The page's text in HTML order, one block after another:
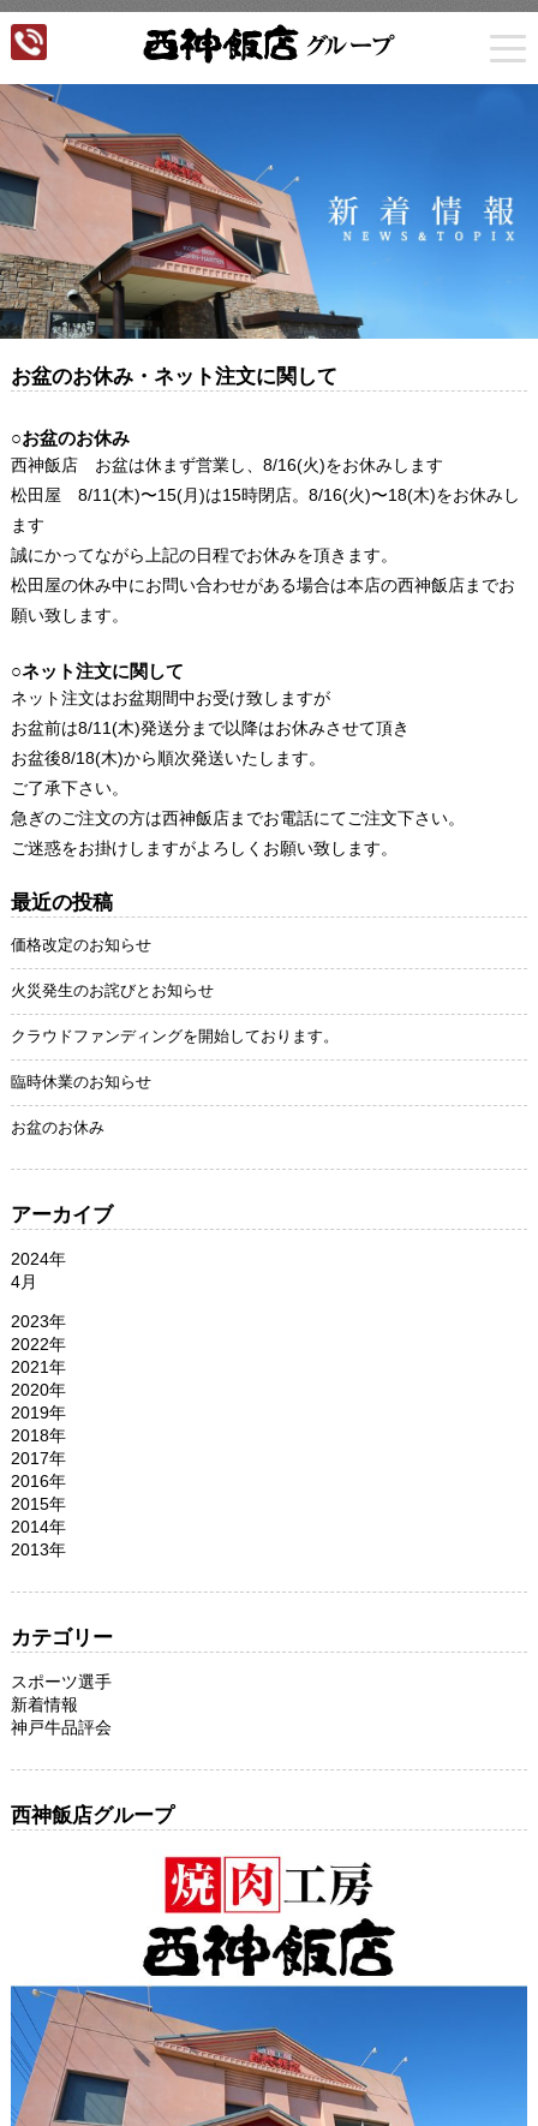
お盆のお休み・ネット注文に関して
○お盆のお休み
西神飯店 お盆は休まず営業し、8/16(火)をお休みします
松田屋 8/11(木)〜15(月)は15時閉店。8/16(火)〜18(木)をお休みし
ます
誠にかってながら上記の日程でお休みを頂きます。
松田屋の休み中にお問い合わせがある場合は本店の西神飯店までお
願い致します。
○ネット注文に関して
ネット注文はお盆期間中お受け致しますが
お盆前は8/11(木)発送分まで以降はお休みさせて頂き
お盆後8/18(木)から順次発送いたします。
ご了承下さい。
急ぎのご注文の方は西神飯店までお電話にてご注文下さい。
ご迷惑をお掛けしますがよろしくお願い致します。
最近の投稿
価格改定のお知らせ
火災発生のお詫びとお知らせ
クラウドファンディングを開始しております。
臨時休業のお知らせ
お盆のお休み
アーカイブ
2024年
4月
2023年
2022年
2021年
2020年
2019年
2018年
2017年
2016年
2015年
2014年
2013年
カテゴリー
スポーツ選手
新着情報
神戸牛品評会
西神飯店グループ